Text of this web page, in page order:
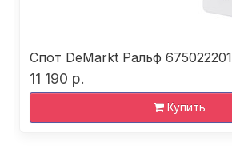
Спот DeMarkt Ральф 675022201
11 190 р.
Купить